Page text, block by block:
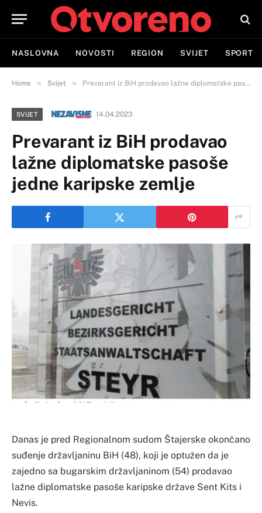
NASLOVNA NOVOSTI REGION SVIJET SPORT
Home » Svijet » Prevarant iz BiH prodavao lažne diplomatske pasoše jedne karipske zemlje
SVIJET 14.04.2023
Prevarant iz BiH prodavao
lažne diplomatske pasoše
jedne karipske zemlje
Danas je pred Regionalnom sudom Štajerske okončano
suđenje državljaninu BiH (48), koji je optužen da je
zajedno sa bugarskim državljaninom (54) prodavao
lažne diplomatske pasoše karipske države Sent Kits i
Nevis.